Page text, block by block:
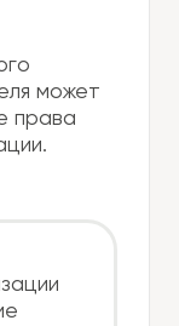
может
права